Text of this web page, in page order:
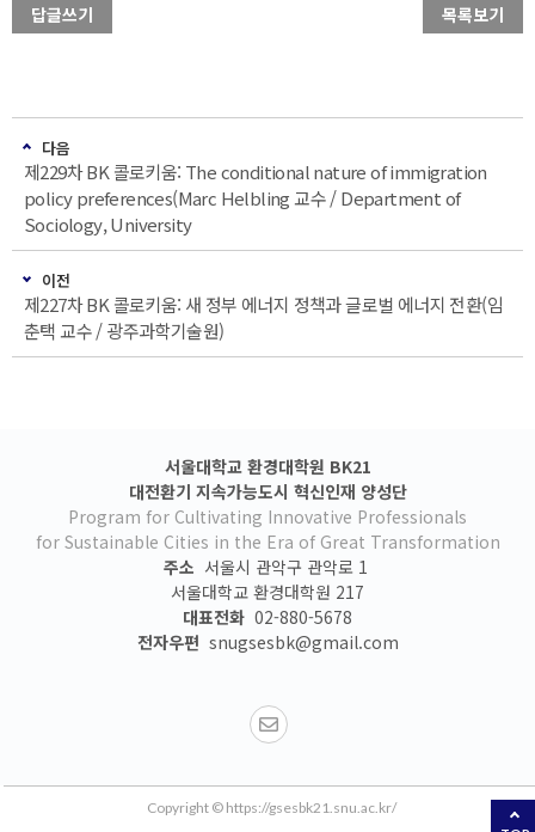
답글쓰기 목록보기
다음
제229차 BK 콜로키움: The conditional nature of immigration
policy preferences(Marc Helbling 교수 / Department of
Sociology, University
이전
제227차 BK 콜로키움: 새 정부 에너지 정책과 글로벌 에너지 전환(임
춘택 교수 / 광주과학기술원)
서울대학교 환경대학원 BK21
대전환기 지속가능도시 혁신인재 양성단
Program for Cultivating Innovative Professionals
for Sustainable Cities in the Era of Great Transformation
주소 서울시 관악구 관악로 1
서울대학교 환경대학원 217
대표전화 02-880-5678
전자우편 snugsesbk@gmail.com
Copyright © https://gsesbk21.snu.ac.kr/